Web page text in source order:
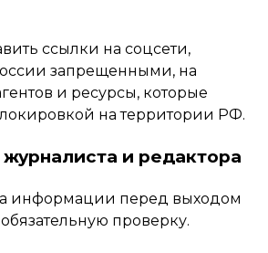
ссылки на соцсети,
запрещенными, на
и ресурсы, которые
на территории РФ.
и редактора
информации перед выходом
проверку.